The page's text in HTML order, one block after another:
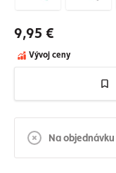
9,95 €
Vývoj ceny
Na objednávku